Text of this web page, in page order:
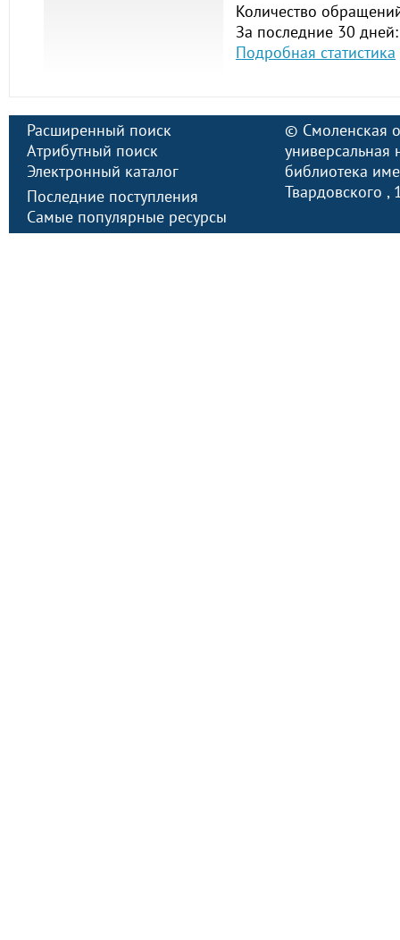
Количество
За последние 30
Подробная статистика
Расширенный поиск
Атрибутный поиск
Электронный каталог
Последние поступления
Самые популярные ресурсы
© Смоленская
универсальная
библиотека
Твардовского ,